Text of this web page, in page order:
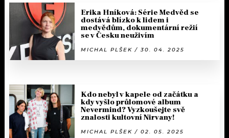
Erika Hníková: Série Medvěd se
dostává blízko k lidem i
medvědům, dokumentární režií
se v Česku neuživím
MICHAL PLŠEK / 30. 04. 2025
Kdo nebyl v kapele od začátku a
kdy vyšlo průlomové album
Nevermind? Vyzkoušejte svě
znalosti kultovní Nirvany!
MICHAL PLŠEK / 02. 05. 2025